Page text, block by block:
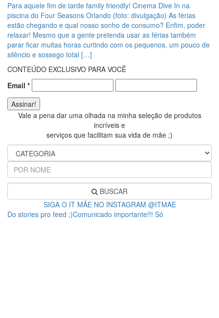
Para aquele fim de tarde family friendly! Cinema Dive In na
piscina do Four Seasons Orlando (foto: divulgação) As férias
estão chegando e qual nosso sonho de consumo? Enfim, poder
relaxar! Mesmo que a gente pretenda usar as férias também
parar ficar muitas horas curtindo com os pequenos, um pouco de
silêncio e sossego total […]
CONTEÚDO EXCLUSIVO PARA VOCÊ
Email *
Vale a pena dar uma olhada na minha seleção de produtos
incríveis e
serviços que facilitam sua vida de mãe ;)
BUSCAR
SIGA O IT MÃE NO INSTAGRAM @ITMAE
Do stories pro feed ;)Comunicado importante!!! Só